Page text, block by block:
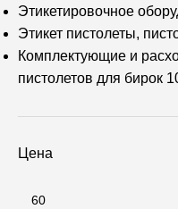
Этикетировочное
Этикет пистолеты,
Комплектующие и
пистолетов для бирок
Цена